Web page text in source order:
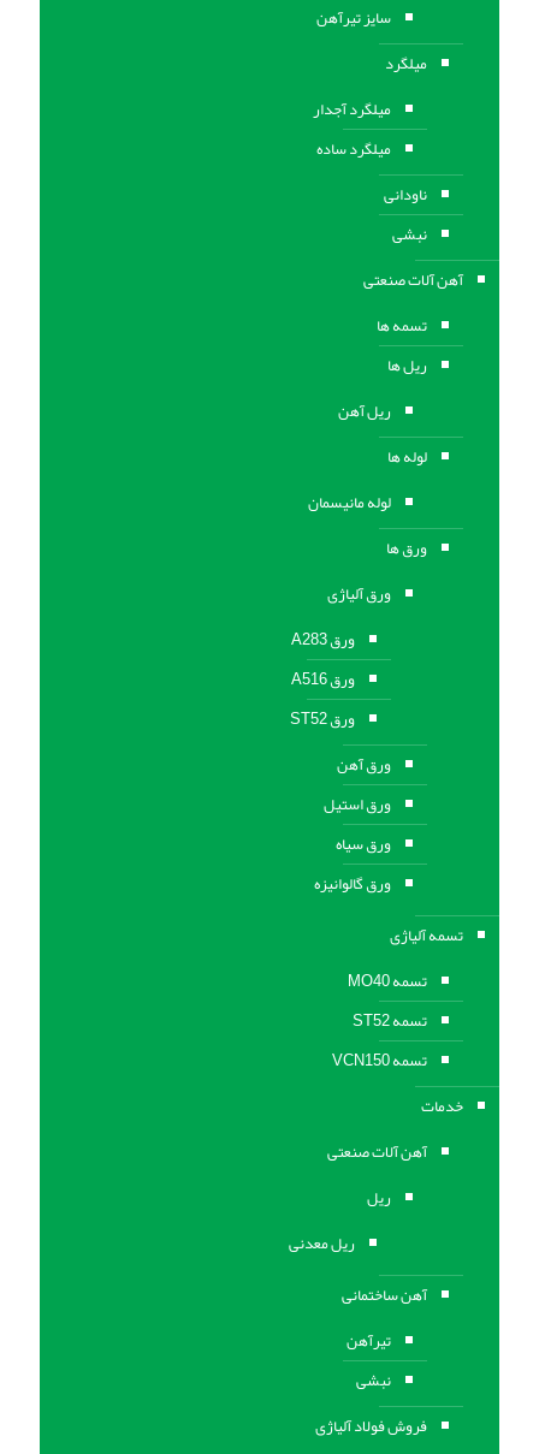
سایز تیرآهن
میلگرد
میلگرد آجدار
میلگرد ساده
ناودانی
نبشی
آهن آلات صنعتی
تسمه ها
ریل ها
ریل آهن
لوله ها
لوله مانیسمان
ورق ها
ورق آلیاژی
ورق A283
ورق A516
ورق ST52
ورق آهن
ورق استیل
ورق سیاه
ورق گالوانیزه
تسمه آلیاژی
تسمه MO40
تسمه ST52
تسمه VCN150
خدمات
آهن آلات صنعتی
ریل
ریل معدنی
آهن ساختمانی
تیرآهن
نبشی
فروش فولاد آلیاژی